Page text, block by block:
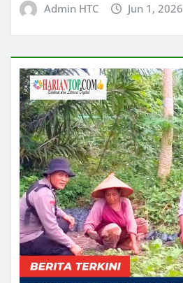
Admin HTC Jun 1, 2026